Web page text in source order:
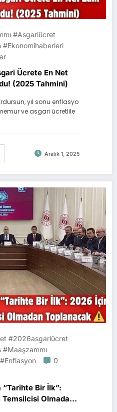
#asgariücret
#ekonomihaberleri
Ücrete En Net
(2025 Tahmini)
yıl sonu enflasyo
ve asgari ücretlile
Aralık 1, 2025
#2026asgariücret
0
Bir İlk”:
Olmadan